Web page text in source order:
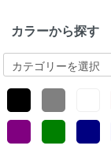
カラーから探す